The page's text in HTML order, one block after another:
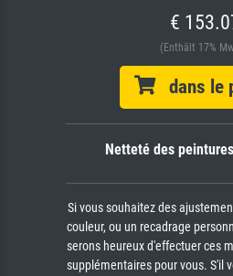
€
(Enthält 17%
dans le
Netteté des peintures
Si vous souhaitez des
couleur, ou un recadrage
serons heureux d'effectuer ces
supplémentaires pour vous. S'il